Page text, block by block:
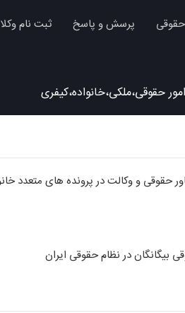
پرسش و پاسخ ثبت نام وکلا
حقوقی،ملکی،خانواده،کیفری
بیگانگان در نظام حقوقی ایران